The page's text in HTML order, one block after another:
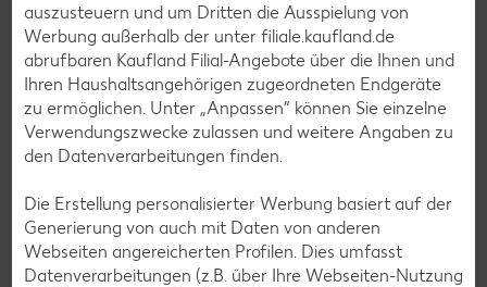
Schokokuchen-Rezepte
Torten-Rezepte
Eis-Rezepte
Pfannkuchen-Rezepte
Plätzchen-Rezepte
Smoothie-Rezepte
Bowle-Rezepte
auszusteuern und um Dritten die Ausspielung von
Werbung außerhalb der unter filiale.kaufland.de
abrufbaren Kaufland Filial-Angebote über die Ihnen und
Ihren Haushaltsangehörigen zugeordneten Endgeräte
zu ermöglichen. Unter „Anpassen“ können Sie einzelne
Verwendungszwecke zulassen und weitere Angaben zu
den Datenverarbeitungen finden.
Die Erstellung personalisierter Werbung basiert auf der
Generierung von auch mit Daten von anderen
Webseiten angereicherten Profilen. Dies umfasst
Datenverarbeitungen (z.B. über Ihre Webseiten-Nutzung